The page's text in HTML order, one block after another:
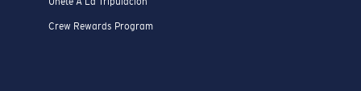
Crew Rewards Program